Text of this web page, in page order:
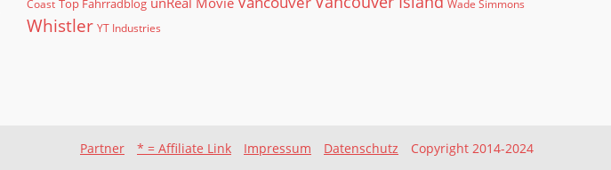
Coast Top Fahrradblog Wade Simmons
Whistler YT Industries
Partner * = Affiliate Link Impressum Datenschutz Copyright 2014-2024